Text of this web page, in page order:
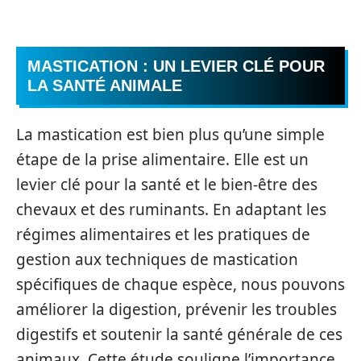
MASTICATION : UN LEVIER CLÉ POUR
LA SANTÉ ANIMALE
La mastication est bien plus qu’une simple
étape de la prise alimentaire. Elle est un
levier clé pour la santé et le bien-être des
chevaux et des ruminants. En adaptant les
régimes alimentaires et les pratiques de
gestion aux techniques de mastication
spécifiques de chaque espèce, nous pouvons
améliorer la digestion, prévenir les troubles
digestifs et soutenir la santé générale de ces